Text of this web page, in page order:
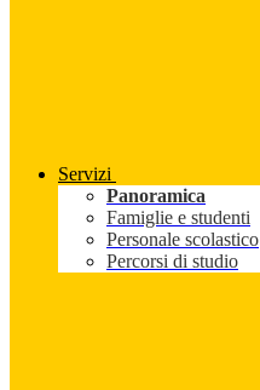
Servizi
Panoramica
Famiglie e studenti
Personale scolastico
Percorsi di studio